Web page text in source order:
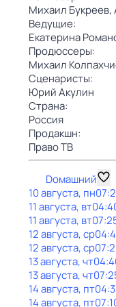
Михаил Букреев,
Ведущие:
Екатерина
Продюссеры:
Михаил
Сценаристы:
Юрий Акулин
Страна:
Россия
Продакшн:
Право ТВ
Dомашний
10 августа, пн
11 августа, вт
11 августа, вт
12 августа, ср
12 августа, ср
13 августа, чт
13 августа, чт
14 августа, пт
14 августа, пт